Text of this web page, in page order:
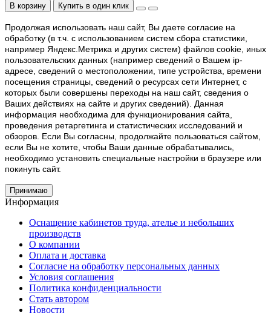
В корзину Купить в один клик
Продолжая использовать наш cайт, Вы даете согласие на
обработку (в т.ч. с использованием систем сбора статистики,
например Яндекс.Метрика и других систем) файлов cookie, иных
пользовательских данных (например сведений о Вашем ip-
адресе, сведений о местоположении, типе устройства, времени
посещения страницы, сведений о ресурсах сети Интернет, с
которых были совершены переходы на наш сайт, сведения о
Ваших действиях на сайте и других сведений). Данная
информация необходима для функционирования сайта,
проведения ретаргетинга и статистических исследований и
обзоров. Если Вы согласны, продолжайте пользоваться сайтом,
если Вы не хотите, чтобы Ваши данные обрабатывались,
необходимо установить специальные настройки в браузере или
покинуть сайт.
Принимаю
Информация
Оснащение кабинетов труда, ателье и небольших
производств
О компании
Оплата и доставка
Согласие на обработку персональных данных
Условия соглашения
Политика конфиденциальности
Стать автором
Новости